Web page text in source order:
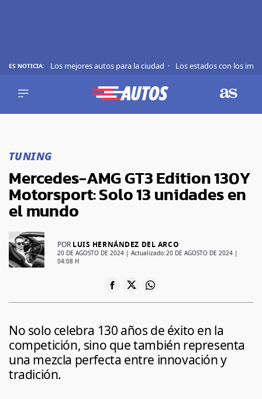
ES NOTICIA: Los mejores autos para la ciudad Los estados con los
REVIEWS
CURIOSIDADES
MARCAS
RANKINGS
SÍGUENOS
TUNING
Mercedes-AMG GT3 Edition 130Y
Motorsport: Solo 13 unidades en
el mundo
POR LUIS HERNÁNDEZ DEL ARCO
20 DE AGOSTO DE 2024 | Actualizado: 20 DE AGOSTO DE 2024 |
04:08 H
No solo celebra 130 años de éxito en la
competición, sino que también representa
una mezcla perfecta entre innovación y
tradición.